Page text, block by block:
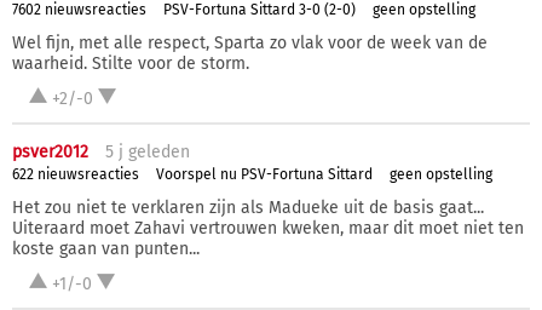
7602 nieuwsreacties PSV-Fortuna Sittard 3-0 (2-0) geen opstelling
Wel fijn, met alle respect, Sparta zo vlak voor de week van de
waarheid. Stilte voor de storm.
+2/-0
psver2012 5 j geleden
622 nieuwsreacties Voorspel nu PSV-Fortuna Sittard geen opstelling
Het zou niet te verklaren zijn als Madueke uit de basis gaat...
Uiteraard moet Zahavi vertrouwen kweken, maar dit moet niet ten
koste gaan van punten...
+1/-0